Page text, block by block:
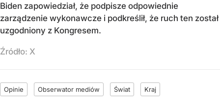
Biden zapowiedział, że podpisze odpowiednie
zarządzenie wykonawcze i podkreślił, że ruch ten został
uzgodniony z Kongresem.
Źródło: X
Opinie Obserwator mediów Świat Kraj